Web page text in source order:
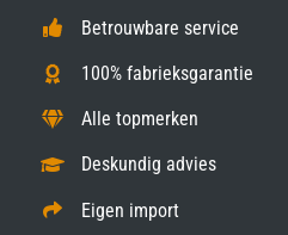
Betrouwbare service
100% fabrieksgarantie
Alle topmerken
Deskundig advies
Eigen import